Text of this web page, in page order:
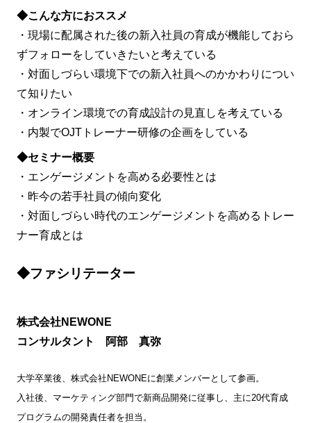
◆こんな方におススメ
・現場に配属された後の新入社員の育成が機能しておら
ずフォローをしていきたいと考えている
・対面しづらい環境下での新入社員へのかかわりについ
て知りたい
・オンライン環境での育成設計の見直しを考えている
・内製でOJTトレーナー研修の企画をしている
◆セミナー概要
・エンゲージメントを高める必要性とは
・昨今の若手社員の傾向変化
・対面しづらい時代のエンゲージメントを高めるトレー
ナー育成とは
◆ファシリテーター
株式会社NEWONE
コンサルタント 阿部 真弥
大学卒業後、株式会社NEWONEに創業メンバーとして参画。
入社後、マーケティング部門で新商品開発に従事し、主に20代育成
プログラムの開発責任者を担当。